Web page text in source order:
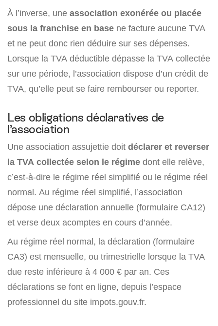
À l’inverse, une association exonérée ou placée
sous la franchise en base ne facture aucune TVA
et ne peut donc rien déduire sur ses dépenses.
Lorsque la TVA déductible dépasse la TVA collectée
sur une période, l’association dispose d’un crédit de
TVA, qu’elle peut se faire rembourser ou reporter.
Les obligations déclaratives de
l’association
Une association assujettie doit déclarer et reverser
la TVA collectée selon le régime dont elle relève,
c’est-à-dire le régime réel simplifié ou le régime réel
normal. Au régime réel simplifié, l’association
dépose une déclaration annuelle (formulaire CA12)
et verse deux acomptes en cours d’année.
Au régime réel normal, la déclaration (formulaire
CA3) est mensuelle, ou trimestrielle lorsque la TVA
due reste inférieure à 4 000 € par an. Ces
déclarations se font en ligne, depuis l’espace
professionnel du site impots.gouv.fr.